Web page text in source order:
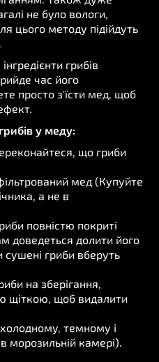
не було вологи,
цього методу підійдуть
грибів
час його
просто з'їсти мед, щоб
у меду:
що гриби
мед (Купуйте
а не в
повністю покриті
доведеться долити його
сушені гриби вберуть
на зберігання,
щіткою, щоб видалити
темному і
морозильній камері).